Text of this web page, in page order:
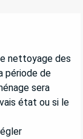
nettoyage des
période de
sera
état ou si le